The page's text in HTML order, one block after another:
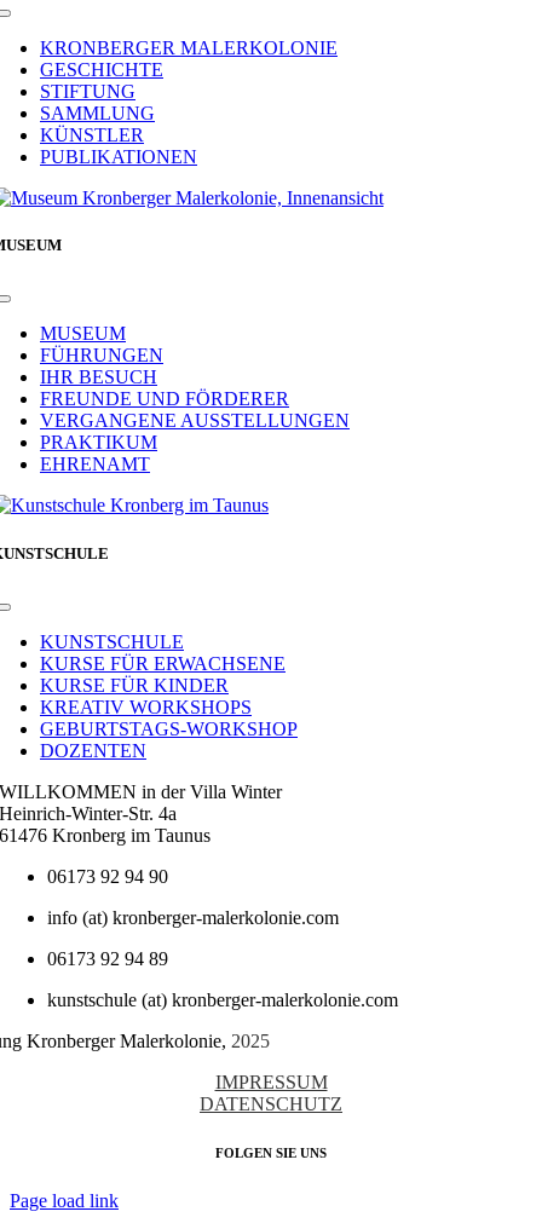
Toggle
NavigationKRONBERGER MALERKOLONIE
GESCHICHTE
STIFTUNG
SAMMLUNG
KÜNSTLER
PUBLIKATIONEN
Toggle
NavigationMUSEUM
FÜHRUNGEN
IHR BESUCH
FREUNDE UND FÖRDERER
VERGANGENE AUSSTELLUNGEN
PRAKTIKUM
EHRENAMT
Toggle
NavigationKUNSTSCHULE
KURSE FÜR ERWACHSENE
KURSE FÜR KINDER
KREATIV WORKSHOPS
GEBURTSTAGS-WORKSHOP
DOZENTEN
WILLKOMMEN in der Villa Winter
Heinrich-Winter-Str. 4a
61476 Kronberg im Taunus
06173 92 94 90
info (at) kronberger-malerkolonie.com
06173 92 94 89
kunstschule (at) kronberger-malerkolonie.com
Kronberger Malerkolonie, 2025
IMPRESSUM
DATENSCHUTZ
FOLGEN SIE UNS
Page load link